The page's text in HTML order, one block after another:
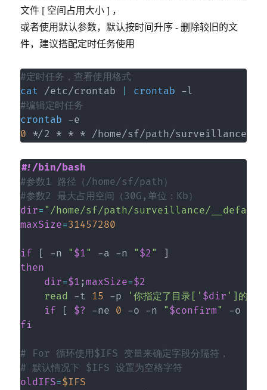
文件 [ 空间占用大小 ] ，
或者使用默认参数，默认按时间升序 - 删除较旧的文
件，建议搭配定时任务使用
#定时任务，查看使用格式
cat /etc/crontab crontab
#编辑定时任务
crontab
0 */2 * * * /home/sf/path/surveillance/
#!/bin/bash
#参数1 路径（/home/sf/path）
#参数2 最大占用空间（30G,单位：Kb）
dir= "/home/sf/path/surveillance/
maxSize=31457280
if -n " $1" -a -n " $2 "
then
dir=$1 ;maxSize=$2
read -t 15 -p '你指定了目录[' $dir ']的最
if
$? -ne 0 -o -n " $confirm" -o
fi
# For 循环使用$IFS 变量来确定字段分隔符，
# 默认情况下 $IFS 设置为空格字符
oldIFS=$IFS